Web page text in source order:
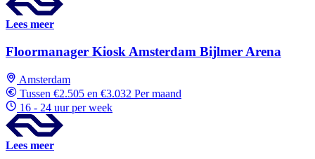
Lees meer
Floormanager Kiosk Amsterdam Bijlmer Arena
Amsterdam
Tussen €2.505 en €3.032 Per maand
16 - 24 uur per week
Lees meer